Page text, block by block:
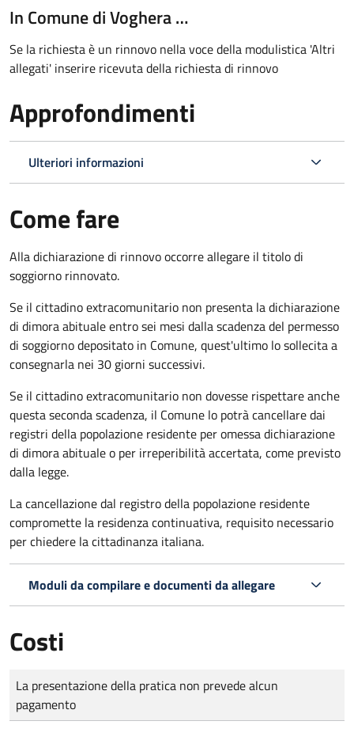
In Comune di Voghera …
Se la richiesta è un rinnovo nella voce della modulistica 'Altri
allegati' inserire ricevuta della richiesta di rinnovo
Approfondimenti
Ulteriori informazioni
Come fare
Alla dichiarazione di rinnovo occorre allegare il titolo di
soggiorno rinnovato.
Se il cittadino extracomunitario non presenta la dichiarazione
di dimora abituale entro sei mesi dalla scadenza del permesso
di soggiorno depositato in Comune, quest'ultimo lo sollecita a
consegnarla nei 30 giorni successivi.
Se il cittadino extracomunitario non dovesse rispettare anche
questa seconda scadenza, il Comune lo potrà cancellare dai
registri della popolazione residente per omessa dichiarazione
di dimora abituale o per irreperibilità accertata, come previsto
dalla legge.
La cancellazione dal registro della popolazione residente
compromette la residenza continuativa, requisito necessario
per chiedere la cittadinanza italiana.
Moduli da compilare e documenti da allegare
Costi
Tipo di pagamento
Importo
La presentazione della pratica non prevede alcun
pagamento